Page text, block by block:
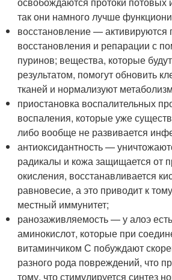
так они намного лучше
восстановление — активируются
восстановления и репарации с
пуринов; вещества, которые
результатом, помогут обновить
тканей и нормализуют
приостановка воспалительных
воспаления, которые уже
либо вообще не развивается
антиоксидантность —
радикалы и кожа защищается от
окисления, восстанавливается
равновесие, а это приводит к
местный иммунитет;
ранозаживляемость — у алоэ
аминокислот, которые при
витаминчиком С побуждают
разного рода повреждений, что
тому, что стимулируется синтез